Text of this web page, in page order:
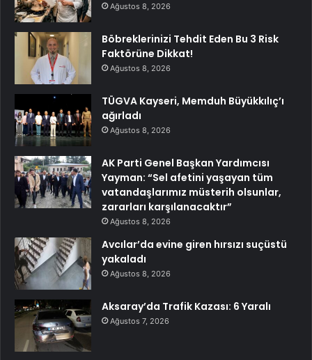
Ağustos 8, 2026
Böbreklerinizi Tehdit Eden Bu 3 Risk
Faktörüne Dikkat!
Ağustos 8, 2026
TÜGVA Kayseri, Memduh Büyükkılıç’ı
ağırladı
Ağustos 8, 2026
AK Parti Genel Başkan Yardımcısı
Yayman: “Sel afetini yaşayan tüm
vatandaşlarımız müsterih olsunlar,
zararları karşılanacaktır”
Ağustos 8, 2026
Avcılar’da evine giren hırsızı suçüstü
yakaladı
Ağustos 8, 2026
Aksaray’da Trafik Kazası: 6 Yaralı
Ağustos 7, 2026